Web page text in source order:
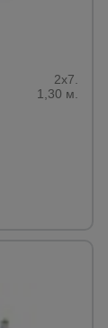
2x7.
1,30 м.